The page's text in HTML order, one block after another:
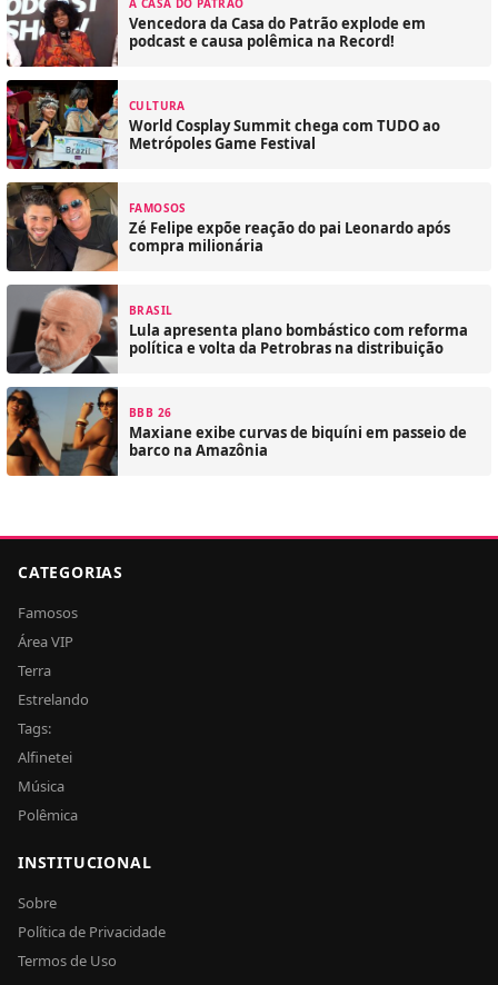
A CASA DO PATRÃO
Vencedora da Casa do Patrão explode em
podcast e causa polêmica na Record!
CULTURA
World Cosplay Summit chega com TUDO ao
Metrópoles Game Festival
FAMOSOS
Zé Felipe expõe reação do pai Leonardo após
compra milionária
BRASIL
Lula apresenta plano bombástico com reforma
política e volta da Petrobras na distribuição
BBB 26
Maxiane exibe curvas de biquíni em passeio de
barco na Amazônia
CATEGORIAS
Famosos
Área VIP
Terra
Estrelando
Tags:
Alfinetei
Música
Polêmica
INSTITUCIONAL
Sobre
Política de Privacidade
Termos de Uso